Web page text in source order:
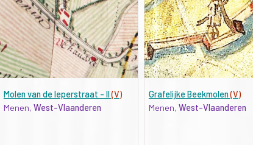
Molen van de Ieperstraat - II(V)
Menen, West-Vlaanderen
Grafelijke Beekmolen(V)
Menen, West-Vlaanderen